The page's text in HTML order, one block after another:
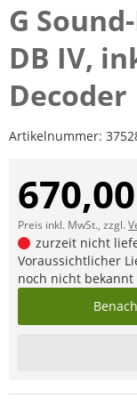
G
DB IV,
Decoder
Artikelnummer:
Preis inkl. MwSt., zzgl.
zurzeit nicht
Voraussichtlicher
noch nicht bekannt